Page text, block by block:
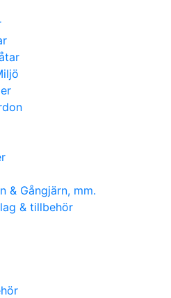
& Gångjärn, mm.
& tillbehör